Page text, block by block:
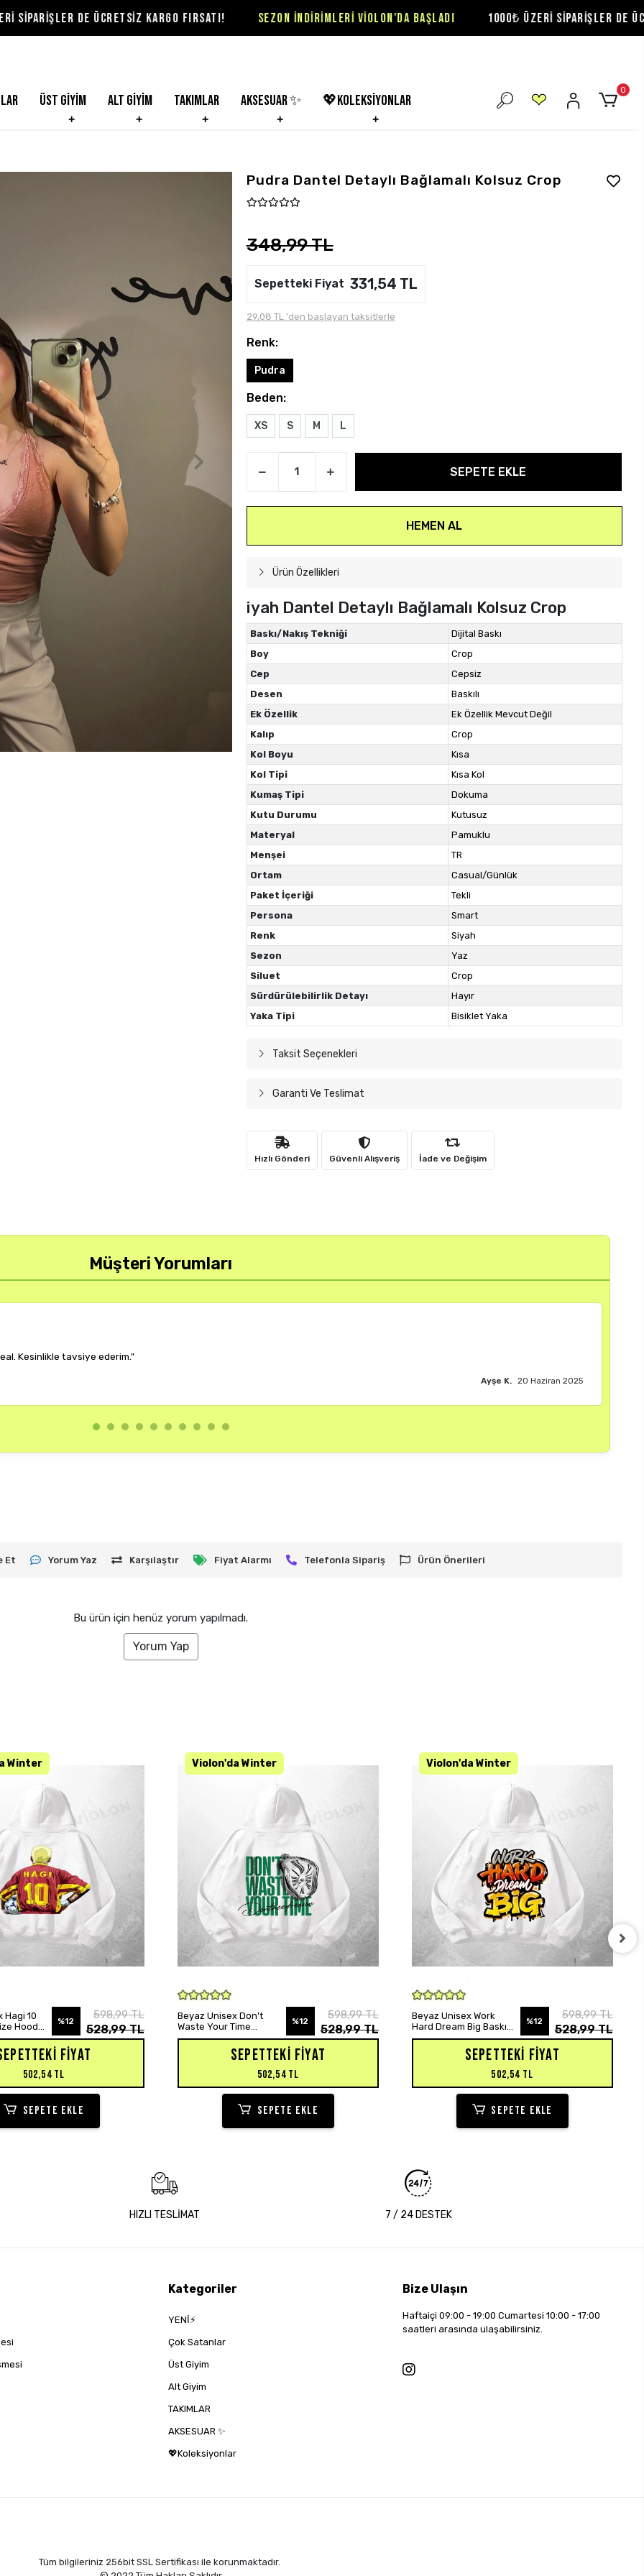
ÜCRETSİZ KARGO FIRSATI! SEZON İNDİRİMLERİ VİOLON'DA BAŞLADI 1000₺ ÜZERİ SİPARİŞLER DE ÜCRETSİZ
Üst Giyim Alt Giyim Takımlar Aksesuar ✨ 💖koleksiyonlar
0
Pudra Dantel Detaylı Bağlamalı Kolsuz Crop
348,99 TL
Sepetteki Fiyat 331,54 TL
29,08 TL 'den başlayan taksitlerle
Renk:
Pudra
Beden:
XS S M L
SEPETE EKLE
HEMEN AL
Ürün Özellikleri
iyah Dantel Detaylı Bağlamalı Kolsuz Crop
Baskı/Nakış Tekniği
Dijital Baskı
Boy
Crop
Cep
Cepsiz
Desen
Baskılı
Ek Özellik
Ek Özellik Mevcut Değil
Kalıp
Crop
Kol Boyu
Kısa
Kol Tipi
Kısa Kol
Kumaş Tipi
Dokuma
Kutu Durumu
Kutusuz
Materyal
Pamuklu
Menşei
TR
Ortam
Casual/Günlük
Paket İçeriği
Tekli
Persona
Smart
Renk
Siyah
Sezon
Yaz
Siluet
Crop
Sürdürülebilirlik Detayı
Hayır
Yaka Tipi
Bisiklet Yaka
Taksit Seçenekleri
Garanti Ve Teslimat
Hızlı Gönderi Güvenli Alışveriş İade ve Değişim
Müşteri Yorumları
memnun kaldım."
Burak M. 18 Haziran 2025
Et Yorum Yaz Karşılaştır Fiyat Alarmı Telefonla Sipariş Ürün Önerileri
Bu ürün için henüz yorum yapılmadı.
Yorum Yap
SEPETE EKLE
Hagi 10
Hoodie
%12
598,99 TL
528,99 TL
FIYAT
502,54 TL
SEPETE EKLE
SEPETE EKLE
Beyaz Unisex Don't
Waste Your Time
Baskılı Oversize Hoodie
%12
598,99 TL
528,99 TL
SEPETTEKI FIYAT
502,54 TL
SEPETE EKLE
SEPETE EKLE
Beyaz Unisex Work
Hard Dream Big Baskılı
Oversize Hoodie
%12
598,99 TL
528,99 TL
SEPETTEKI FIYAT
502,54 TL
SEPETE EKLE
HIZLI TESLİMAT 7 / 24 DESTEK
Kategoriler
YENİ⚡
Çok Satanlar
Üst Giyim
Alt Giyim
TAKIMLAR
AKSESUAR ✨
💖Koleksiyonlar
Bize Ulaşın
Haftaiçi 09:00 - 19:00 Cumartesi 10:00 - 17:00
saatleri arasında ulaşabilirsiniz.
Tüm bilgileriniz 256bit SSL Sertifikası ile korunmaktadır.